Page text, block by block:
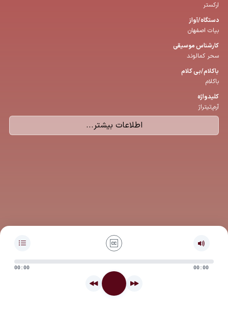
ارکستر
دستگاه/آواز
بیات اصفهان
كارشناس موسیقی
سحر کمالوند
باكلام/بی كلام
باکلام
كلیدواژه
آرم,تیتراژ
اطلاعات بیشتر...
00:00 00:00